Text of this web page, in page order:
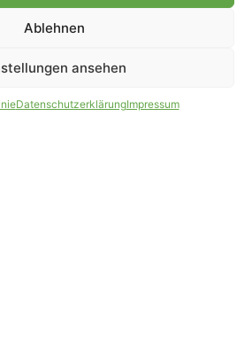
Ablehnen
ansehen
DatenschutzerklärungImpressum
AGB